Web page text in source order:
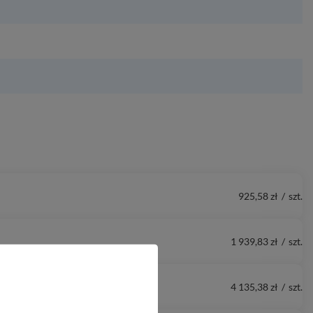
925,58 zł / szt.
1 939,83 zł / szt.
4 135,38 zł / szt.